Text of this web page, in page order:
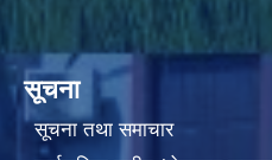
सूचना
सूचना तथा समाचार